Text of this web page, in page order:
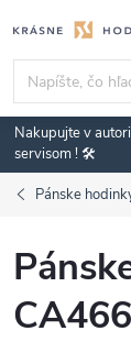
na
obsah
Nakupujte v
servisom ! 🛠️
Pánske